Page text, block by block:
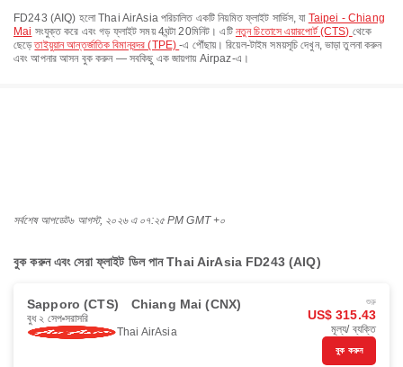
FD243 (AIQ) হলোThai AirAsiaপরিচালিত একটি নিয়মিত ফ্লাইট সার্ভিস, যা Taipei - Chiang
Mai সংযুক্ত করে এবং গড় ফ্লাইট সময় 4ঘন্টা 20মিনিট । এটি নতুন চিতোসে এয়ারপোর্ট (CTS) থেকে
ছেড়েতাইয়ুয়ান আন্তর্জাতিক বিমানবন্দর (TPE)-এ পৌঁছায়। রিয়েল-টাইম সময়সূচি দেখুন, ভাড়া তুলনা করুন
এবং আপনার আসন বুক করুন — সবকিছু এক জায়গায় Airpaz-এ।
সর্বশেষ আপডেট৬ আগস্ট, ২০২৬ এ ০৭:২৫ PM GMT +০
বুক করুন এবং সেরা ফ্লাইট ডিল পান Thai AirAsia FD243 (AIQ)
Sapporo (CTS) Chiang Mai (CNX)
বুধ ২ সেপ সরাসরি
Thai AirAsia
শুরু
US$ 315.43
মূল্য/ ব্যক্তি
বুক করুন